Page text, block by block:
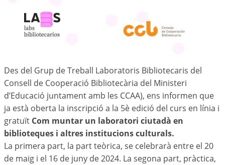
Des del Grup de Treball Laboratoris Bibliotecaris del
Consell de Cooperació Bibliotecària del Ministeri
d’Educació juntament amb les CCAA), ens informen que
ja està oberta la inscripció a la 5è edició del curs en línia i
gratuït Com muntar un laboratori ciutadà en
biblioteques i altres institucions culturals.
La primera part, la part teòrica, se celebrarà entre el 20
de maig i el 16 de juny de 2024. La segona part, pràctica,